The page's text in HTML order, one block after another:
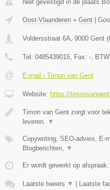
Niet gevestigd in de plaats
Oost-Vlaanderen » Gent |
Voldersstraat 6A 9000 Gent (
Tel: 0485439015 , Fax: - ,
E-mail › Timon van Gent
Website: https://
Timon van Gent zorgt voor
leveren.
▼
Copywriting, SEO-advies, E-
Blogberichten,
▼
Er wordt gewerkt op afspraak.
Laatste tweets ▼ | Laatste